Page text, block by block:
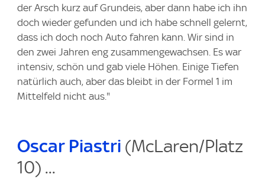
der Arsch kurz auf Grundeis, aber dann habe ich ihn
doch wieder gefunden und ich habe schnell gelernt,
dass ich doch noch Auto fahren kann. Wir sind in
den zwei Jahren eng zusammengewachsen. Es war
intensiv, schön und gab viele Höhen. Einige Tiefen
natürlich auch, aber das bleibt in der Formel 1 im
Mittelfeld nicht aus."
Oscar Piastri (McLaren/Platz
10) ...